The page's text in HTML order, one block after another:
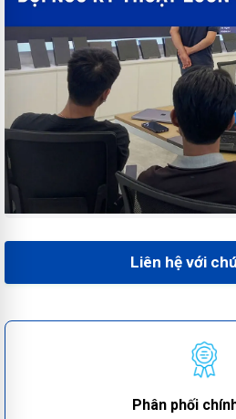
Liên hệ với
Phân phối